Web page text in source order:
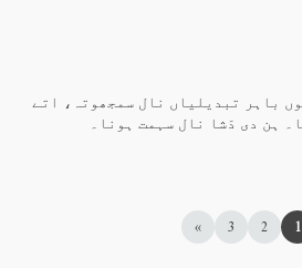
باہر تبدیلیاں نال سمجھوتہ، اتے
ہن دی دَشا نال سہمت ہونا۔
1
2
3
»